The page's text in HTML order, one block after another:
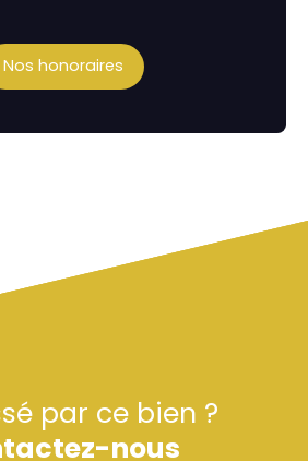
Nos honoraires
par ce bien ?
nous